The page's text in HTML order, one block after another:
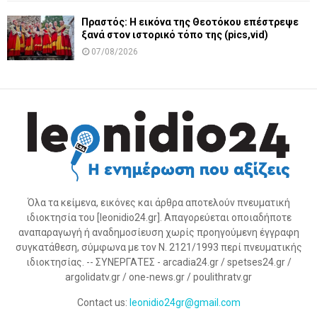
Πραστός: Η εικόνα της Θεοτόκου επέστρεψε
ξανά στον ιστορικό τόπο της (pics,vid)
07/08/2026
Όλα τα κείμενα, εικόνες και άρθρα αποτελούν πνευματική
ιδιοκτησία του [leonidio24.gr]. Απαγορεύεται οποιαδήποτε
αναπαραγωγή ή αναδημοσίευση χωρίς προηγούμενη έγγραφη
συγκατάθεση, σύμφωνα με τον Ν. 2121/1993 περί πνευματικής
ιδιοκτησίας. -- ΣΥΝΕΡΓΑΤΕΣ - arcadia24.gr / spetses24.gr /
argolidatv.gr / one-news.gr / poulithratv.gr
Contact us: leonidio24gr@gmail.com